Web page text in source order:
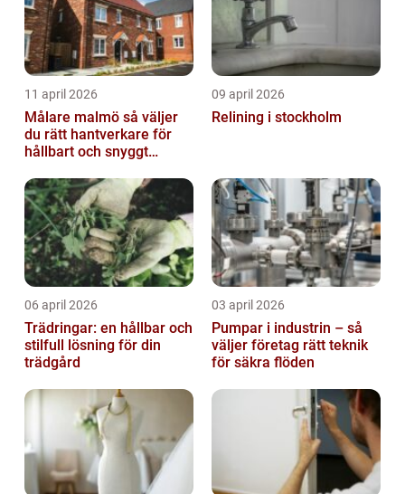
11 april 2026
Målare malmö så väljer
du rätt hantverkare för
hållbart och snyggt
09 april 2026
Relining i stockholm
06 april 2026
Trädringar: en hållbar och
stilfull lösning för din
trädgård
03 april 2026
Pumpar i industrin – så
väljer företag rätt teknik
för säkra flöden